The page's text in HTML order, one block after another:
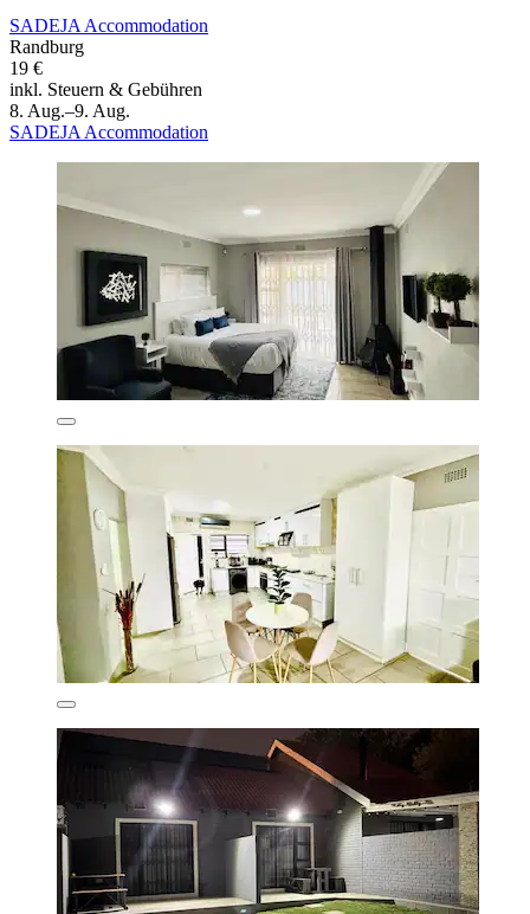
SADEJA Accommodation
Randburg
19 €
inkl. Steuern & Gebühren
8. Aug.–9. Aug.
SADEJA Accommodation